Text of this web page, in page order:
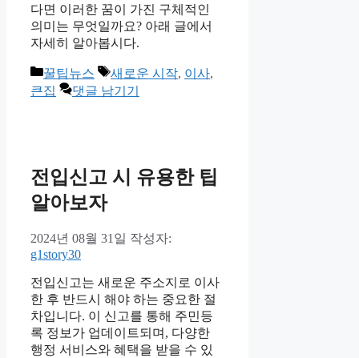
다면 이러한 꿈이 가진 구체적인
의미는 무엇일까요? 아래 글에서
자세히 알아봅시다.
카
테
꿀팁뉴스
태
그
새로운 시작, 이사,
큰집
댓글 남기기
전입신고 시 유용한 팁
알아보자
2024년 08월 31일 작성자:
g1story30
전입신고는 새로운 주소지로 이사
한 후 반드시 해야 하는 중요한 절
차입니다. 이 신고를 통해 주민등
록 정보가 업데이트되며, 다양한
행정 서비스와 혜택을 받을 수 있